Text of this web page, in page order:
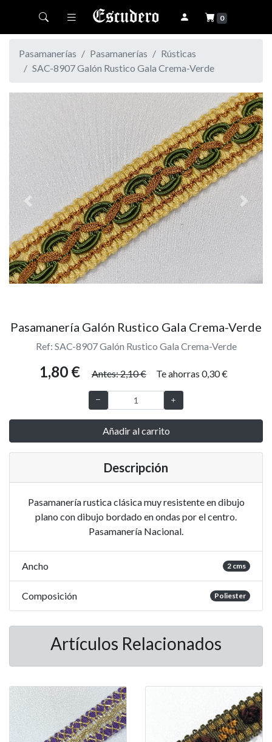
Toggle navigation 0
Pasamanerías Pasamanerías
Rústicas
SAC-8907 Galón Rustico Gala Crema-Verde
Previous Next
Pasamanería Galón Rustico Gala Crema-Verde
Ref: SAC-8907 Galón Rustico Gala Crema-Verde
1,80 € Antes: 2,10 € Te ahorras 0,30 €
Añadir al carrito
Descripción
Pasamanería rustica clásica muy resistente en dibujo
plano con dibujo bordado en ondas por el centro.
Pasamanería Nacional.
Ancho 2 cms
Composición Poliester
Artículos Relacionados